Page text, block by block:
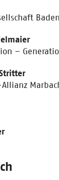
–
Allianz